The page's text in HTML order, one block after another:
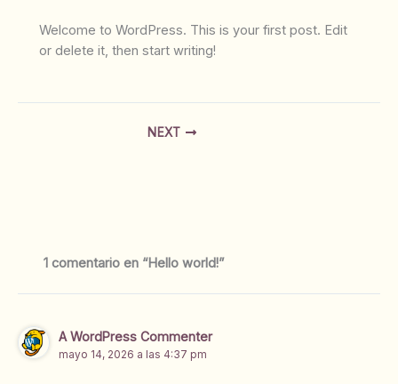
Welcome to WordPress. This is your first post. Edit
or delete it, then start writing!
NEXT
1 comentario en “Hello world!”
A WordPress Commenter
mayo 14, 2026 a las 4:37 pm